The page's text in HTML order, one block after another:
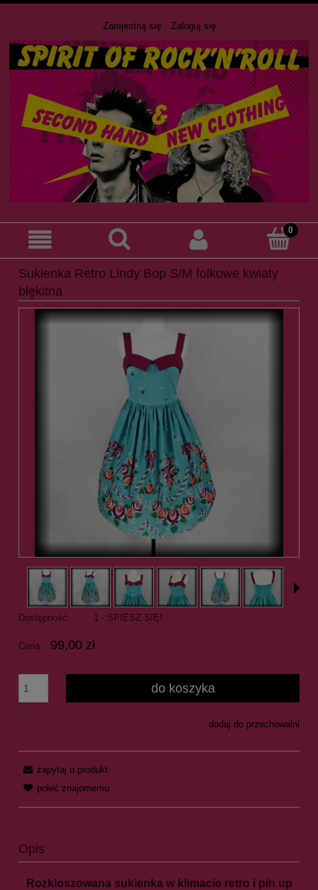
Zarejestruj się Zaloguj się
Sukienka Retro Lindy Bop S/M folkowe kwiaty
błękitna
Dostępność: 1 - SPIESZ SIĘ!
Cena: 99,00 zł
szt.
do koszyka
dodaj do przechowalni
zapytaj o produkt
poleć znajomemu
Opis
Rozkloszowana sukienka w klimacie retro i pin up